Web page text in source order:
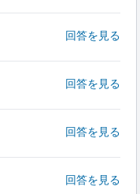
回答を見る
回答を見る
回答を見る
回答を見る